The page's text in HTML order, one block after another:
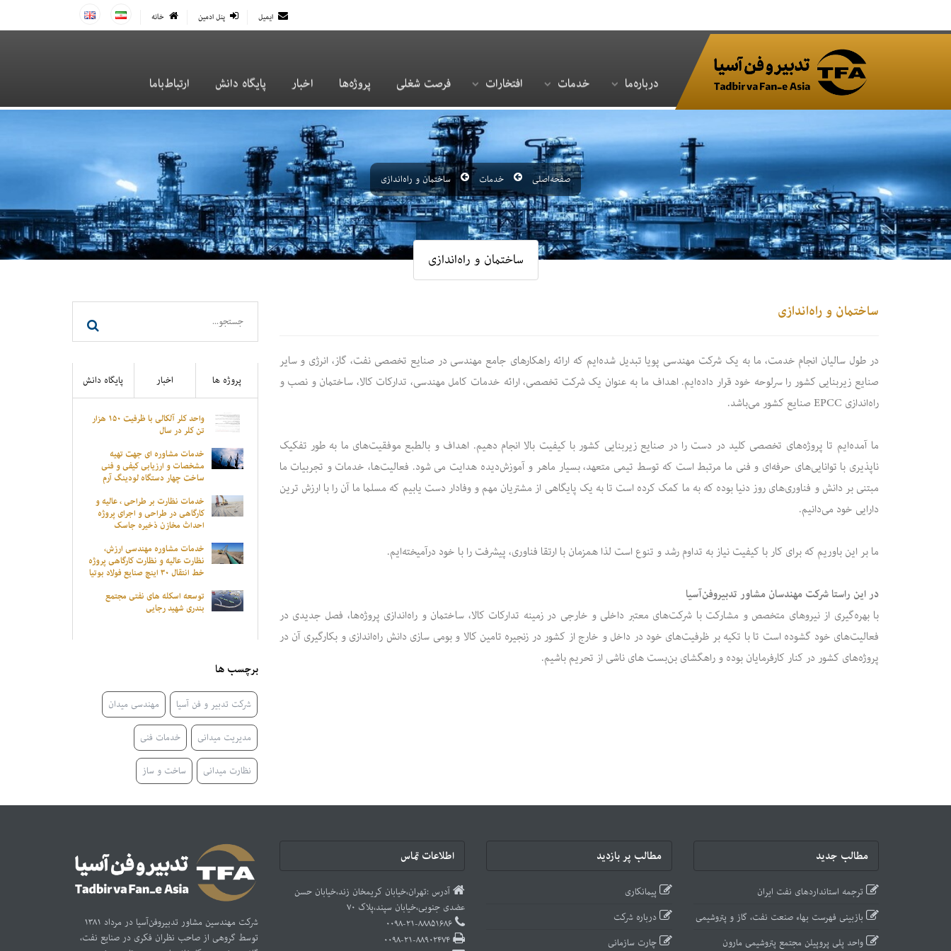
ایمیل پنل ادمین خانه
درباره‌ما خدمات افتخارات فرصت شغلی پروژه‌ها اخبار پایگاه دانش ارتباط‌با‌ما
صفحه‌اصلی خدمات ساختمان و راه‌اندازی
ساختمان و راه‌اندازی
پروژه ها اخبار پایگاه دانش
واحد کلر آلکالی با ظرفیت ۱۵۰ هزار
تن کلر در سال
خدمات مشاوره ای جهت تهیه
مشخصات و ارزیابی کیفی و فنی
ساخت چهار دستگاه لودینگ آرم
(موبایل) به منظور بهره برداری در
بنادر انزلی و امیر آباد
خدمات نظارت بر طراحی ، عالیه و
کارگاهی در طراحی و اجرای پروژه
احداث مخازن ذخیره جاسک
خدمات مشاوره مهندسی ارزش،
نظارت عالیه و نظارت کارگاهی پروژه
خط انتقال ۳۰ اینچ صنایع فولاد بوتیا
توسعه اسکله های نفتی مجتمع
بندری شهید رجایی
برچسب ها
شرکت تدبیر و فن آسیا مهندسی میدان
مدیریت میدانی خدمات فنی
نظارت میدانی ساخت و ساز
ساختمان و راه‌اندازی
در طول سالیان انجام خدمت، ما به یک شرکت مهندسی پویا تبدیل شده‌ایم که ارائه راهکارهای جامع مهندسی در صنایع تخصصی نفت، گاز، انرژی و سایر
صنایع زیربنایی کشور را سرلوحه خود قرار داده‌ایم. اهداف ما به عنوان یک شرکت تخصصی، ارائه خدمات کامل مهندسی، تدارکات کالا، ساختمان و نصب و
راه‌اندازی EPCC صنایع کشور می‌باشد.
ما آمده‌ایم تا پروژه‌های تخصصی کلید در دست را در صنایع زیربنایی کشور با کیفیت بالا انجام دهیم. اهداف و بالطبع موفقیت‌های ما به طور تفکیک
ناپذیری با توانایی‌های حرفه‌ای و فنی ما مرتبط است که توسط تیمی متعهد، بسیار ماهر و آموزش‌دیده هدایت می شود. فعالیت‌ها، خدمات و تجربیات ما
مبتنی بر دانش و فناوری‌های روز دنیا بوده که به ما کمک کرده است تا به یک پایگاهی از مشتریان مهم و وفادار دست یابیم که مسلما ما آن را با ارزش ترین
دارایی خود می‌دانیم.
ما بر این باوریم که برای کار با کیفیت نیاز به تداوم رشد و تنوع است لذا همزمان با ارتقا فناوری، پیشرفت را با خود درآمیخته‌ایم.
در این راستا شرکت مهندسان مشاور تدبیر‌و‌فن‌آسیا
با بهره‌گیری از نیروهای متخصص و مشارکت با شرکت‌های معتبر داخلی و خارجی در زمینه تدارکات کالا، ساختمان و راه‌اندازی پروژه‌ها، فصل جدیدی در
فعالیت‌های خود گشوده است تا با تکیه بر ظرفیت‌های خود در داخل و خارج از کشور در زنجیره تامین کالا و بومی سازی دانش راه‌اندازی و بکارگیری آن در
پروژه‌های کشور در کنار کارفرمایان بوده و راهگشای بن‌بست های ناشی از تحریم باشیم.
شرکت مهندسین مشاور تدبیر‌و‌فن‌آسیا در مرداد ۱۳۸۱
توسط گروهی از صاحب نظران فکری در صنایع نفت،
اطلاعات تماس
آدرس :تهران،خیابان کریمخان زند،خیابان حسن
عضدی جنوبی،خیابان سپند،پلاک ۷۰
مطالب پر بازدید
پیمانکاری
درباره شرکت
چارت سازمانی
مطالب جدید
ترجمه استانداردهای نفت ایران
بازبینی فهرست بهاء صنعت نفت، گاز و پتروشیمی
واحد پلی پروپیلن مجتمع پتروشیمی مارون